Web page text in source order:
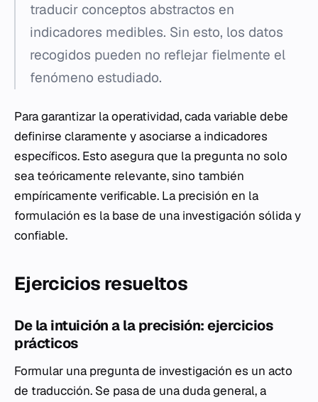
traducir conceptos abstractos en
indicadores medibles. Sin esto, los datos
recogidos pueden no reflejar fielmente el
fenómeno estudiado.
Para garantizar la operatividad, cada variable debe
definirse claramente y asociarse a indicadores
específicos. Esto asegura que la pregunta no solo
sea teóricamente relevante, sino también
empíricamente verificable. La precisión en la
formulación es la base de una investigación sólida y
confiable.
Ejercicios resueltos
De la intuición a la precisión: ejercicios
prácticos
Formular una pregunta de investigación es un acto
de traducción. Se pasa de una duda general, a